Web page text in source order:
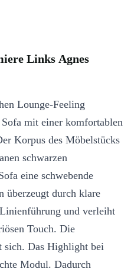
Links Agnes
Lounge-Feeling
mit einer komfortablen
Korpus des Möbelstücks
schwarzen
eine schwebende
überzeugt durch klare
und verleiht
Touch. Die
sich. Das Highlight bei
Modul. Dadurch